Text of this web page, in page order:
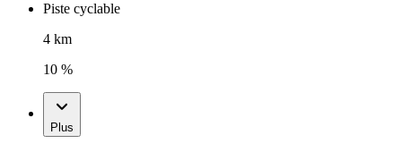
Piste cyclable
4 km
10 %
Plus